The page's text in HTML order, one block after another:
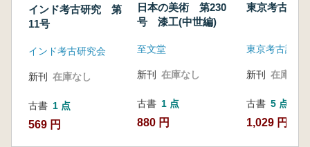
インド考古研究 第
11号
インド考古研究会
新刊 在庫なし
古書 1 点
569 円
日本の美術 第230
号 漆工(中世編)
至文堂
新刊 在庫なし
古書 1 点
880 円
東京考古 第
東京考古談話
新刊 在庫なし
古書 5 点
1,029 円~